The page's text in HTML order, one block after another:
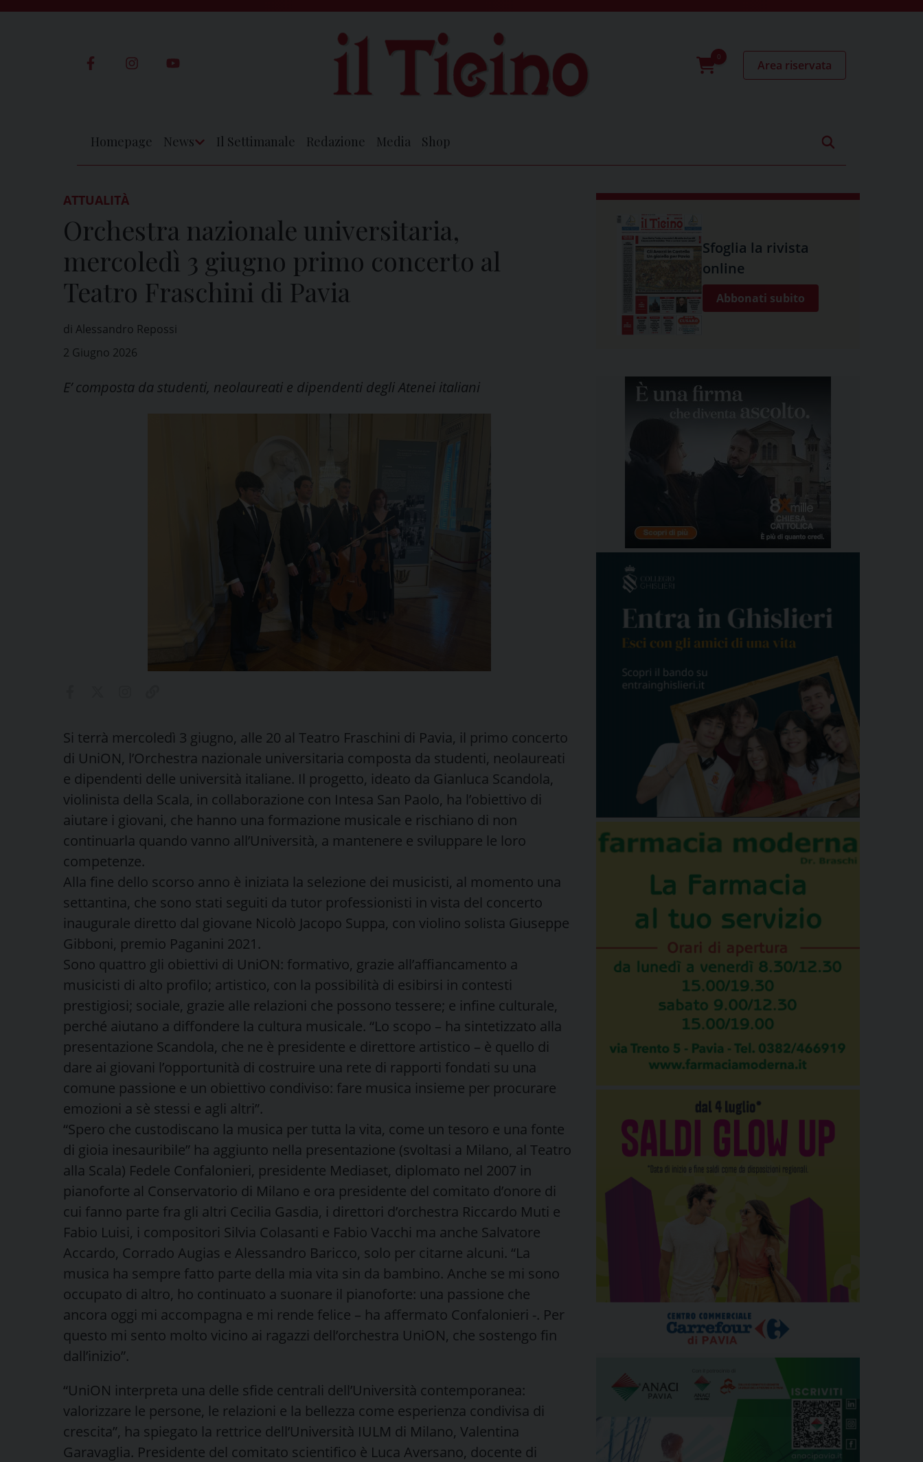
0
Area riservata
Homepage News Il Settimanale Redazione Media Shop
ATTUALITÀ
Orchestra nazionale universitaria,
mercoledì 3 giugno primo concerto al
Teatro Fraschini di Pavia
di Alessandro Repossi
2 Giugno 2026
E’ composta da studenti, neolaureati e dipendenti degli Atenei italiani
Si terrà mercoledì 3 giugno, alle 20 al Teatro Fraschini di Pavia, il primo concerto
di UniON, l’Orchestra nazionale universitaria composta da studenti, neolaureati
e dipendenti delle università italiane. Il progetto, ideato da Gianluca Scandola,
violinista della Scala, in collaborazione con Intesa San Paolo, ha l’obiettivo di
aiutare i giovani, che hanno una formazione musicale e rischiano di non
continuarla quando vanno all’Università, a mantenere e sviluppare le loro
competenze.
Alla fine dello scorso anno è iniziata la selezione dei musicisti, al momento una
settantina, che sono stati seguiti da tutor professionisti in vista del concerto
inaugurale diretto dal giovane Nicolò Jacopo Suppa, con violino solista Giuseppe
Gibboni, premio Paganini 2021.
Sono quattro gli obiettivi di UniON: formativo, grazie all’affiancamento a
musicisti di alto profilo; artistico, con la possibilità di esibirsi in contesti
prestigiosi; sociale, grazie alle relazioni che possono tessere; e infine culturale,
perché aiutano a diffondere la cultura musicale. “Lo scopo – ha sintetizzato alla
presentazione Scandola, che ne è presidente e direttore artistico – è quello di
dare ai giovani l’opportunità di costruire una rete di rapporti fondati su una
comune passione e un obiettivo condiviso: fare musica insieme per procurare
emozioni a sè stessi e agli altri”.
“Spero che custodiscano la musica per tutta la vita, come un tesoro e una fonte
di gioia inesauribile” ha aggiunto nella presentazione (svoltasi a Milano, al Teatro
alla Scala) Fedele Confalonieri, presidente Mediaset, diplomato nel 2007 in
pianoforte al Conservatorio di Milano e ora presidente del comitato d’onore di
cui fanno parte fra gli altri Cecilia Gasdia, i direttori d’orchestra Riccardo Muti e
Fabio Luisi, i compositori Silvia Colasanti e Fabio Vacchi ma anche Salvatore
Accardo, Corrado Augias e Alessandro Baricco, solo per citarne alcuni. “La
musica ha sempre fatto parte della mia vita sin da bambino. Anche se mi sono
occupato di altro, ho continuato a suonare il pianoforte: una passione che
ancora oggi mi accompagna e mi rende felice – ha affermato Confalonieri -. Per
questo mi sento molto vicino ai ragazzi dell’orchestra UniON, che sostengo fin
dall’inizio”.
“UniON interpreta una delle sfide centrali dell’Università contemporanea:
valorizzare le persone, le relazioni e la bellezza come esperienza condivisa di
crescita”, ha spiegato la rettrice dell’Università IULM di Milano, Valentina
Garavaglia. Presidente del comitato scientifico è Luca Aversano, docente di
Sfoglia la rivista
online
Abbonati subito